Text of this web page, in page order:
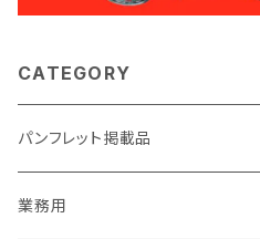
CATEGORY
パンフレット掲載品
業務用